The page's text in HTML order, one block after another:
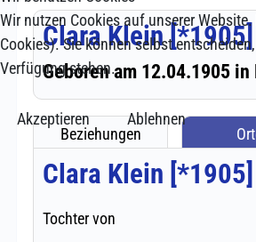
Wir nutzen Cookies auf unserer
Cookies). Sie können selbst
Verfügung stehen.
Akzeptieren
Ablehnen